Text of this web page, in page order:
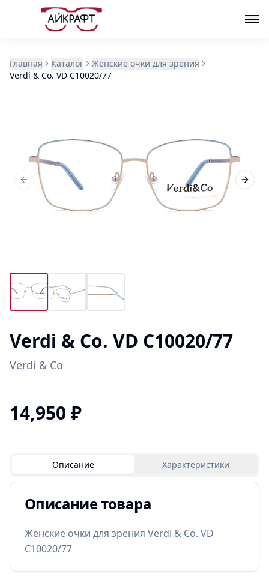
Главная Каталог
Женские очки для зрения
Verdi & Co. VD C10020/77
Previous slide Next
Verdi & Co. VD C10020/77
Verdi & Co
14,950 ₽
Описание Характеристики
Описание товара
Женские очки для зрения Verdi & Co. VD
C10020/77